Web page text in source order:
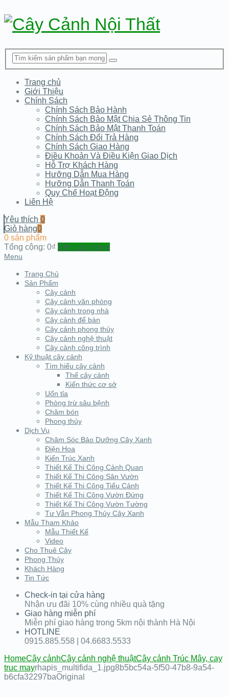
Trang chủ
Giới Thiệu
Chính Sách
Chính Sách Bảo Hành
Chính Sách Bảo Mật Chia Sẻ Thông Tin
Chính Sách Bảo Mật Thanh Toán
Chính Sách Đổi Trả Hàng
Chính Sách Giao Hàng
Điều Khoản Và Điều Kiện Giao Dịch
Hỗ Trợ Khách Hàng
Hưỡng Dẫn Mua Hàng
Hưỡng Dẫn Thanh Toán
Quy Chế Hoạt Động
Liên Hệ
Yêu thích 0
Giỏ hàng0
0 sản phẩm
Tổng cộng: 0₫ Đến cửa hàng
Menu
Trang Chủ
Sản Phẩm
Cây cảnh
Cây cảnh văn phòng
Cây cảnh trong nhà
Cây cảnh để bàn
Cây cảnh phong thủy
Cây cảnh nghệ thuật
Cây cảnh công trình
Kỹ thuật cây cảnh
Tìm hiểu cây cảnh
Thế cây cảnh
Kiến thức cơ sở
Uốn tỉa
Phòng trừ sâu bệnh
Chăm bón
Phong thủy
Dịch Vụ
Chăm Sóc Bảo Dưỡng Cây Xanh
Điện Hoa
Kiến Trúc Xanh
Thiết Kế Thi Công Cảnh Quan
Thiết Kế Thi Công Sân Vườn
Thiết Kế Thi Công Tiểu Cảnh
Thiết Kế Thi Công Vườn Đứng
Thiết Kế Thi Công Vườn Tường
Tư Vẫn Phong Thủy Cây Xanh
Mẫu Tham Khảo
Mẫu Thiết Kế
Video
Cho Thuê Cây
Phong Thủy
Khách Hàng
Tin Tức
Check-in tại cửa hàng
Nhận ưu đãi 10% cùng nhiều quà tặng
Giao hàng miễn phí
Miễn phí giao hàng trong 5km nội thành Hà Nội
HOTLINE
0915.885.558 | 04.6683.5533
HomeCây cảnhCây cảnh nghệ thuậtCây cảnh Trúc Mây, cay
truc mayrhapis_multifida_1.jpg8b5bc54a-5f50-47b8-9a54-
b6cfa32297baOriginal